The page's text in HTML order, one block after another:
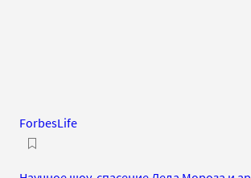
ForbesLife